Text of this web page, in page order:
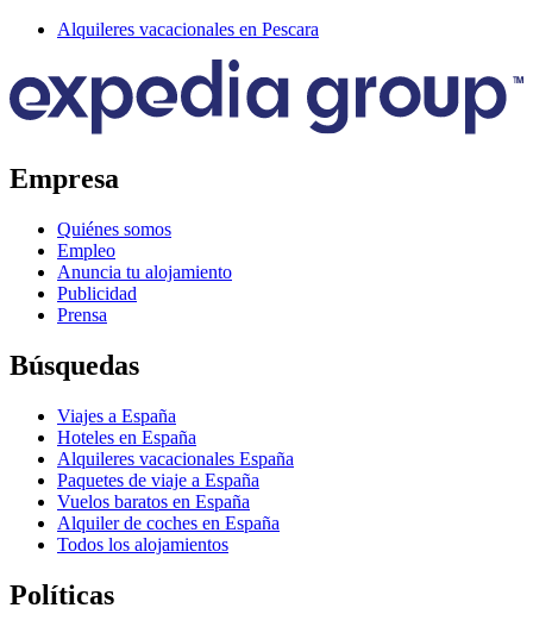
Alquileres vacacionales en Pescara
Empresa
Quiénes somos
Empleo
Anuncia tu alojamiento
Publicidad
Prensa
Búsquedas
Viajes a España
Hoteles en España
Alquileres vacacionales España
Paquetes de viaje a España
Vuelos baratos en España
Alquiler de coches en España
Todos los alojamientos
Políticas